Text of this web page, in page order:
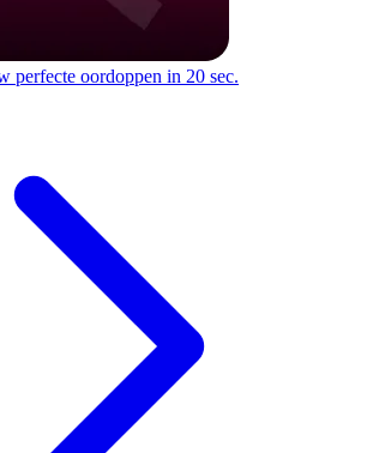
perfecte oordoppen in 20 sec.